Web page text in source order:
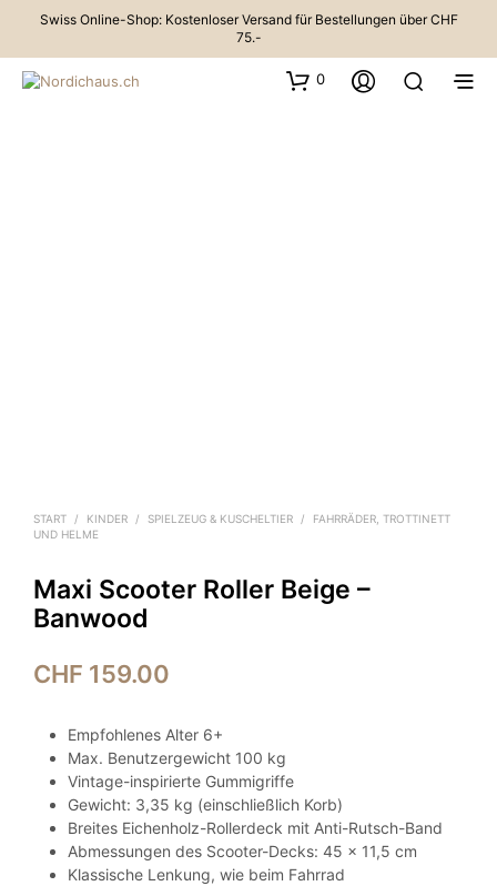
Swiss Online-Shop: Kostenloser Versand für Bestellungen über CHF
75.-
0
START / KINDER / SPIELZEUG & KUSCHELTIER /
FAHRRÄDER, TROTTINETT
UND HELME
Maxi Scooter Roller Beige –
Banwood
CHF 159.00
Empfohlenes Alter 6+
Max. Benutzergewicht 100 kg
Vintage-inspirierte Gummigriffe
Gewicht: 3,35 kg (einschließlich Korb)
Breites Eichenholz-Rollerdeck mit Anti-Rutsch-Band
Abmessungen des Scooter-Decks: 45 x 11,5 cm
Klassische Lenkung, wie beim Fahrrad